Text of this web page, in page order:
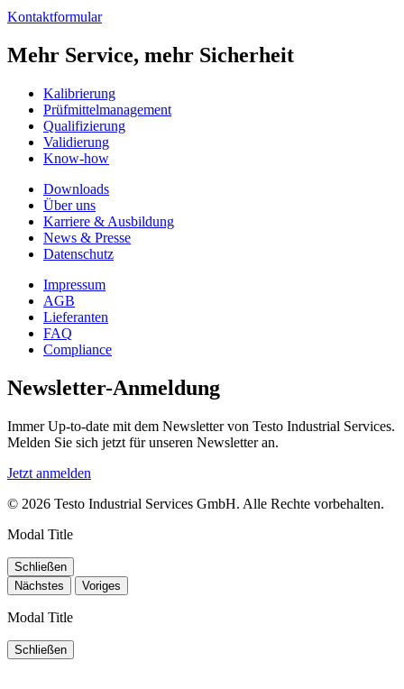
Kontaktformular
Mehr Service, mehr Sicherheit
Kalibrierung
Prüfmittelmanagement
Qualifizierung
Validierung
Know-how
Downloads
Über uns
Karriere & Ausbildung
News & Presse
Datenschutz
Impressum
AGB
Lieferanten
FAQ
Compliance
Newsletter-Anmeldung
Immer Up-to-date mit dem Newsletter von Testo Industrial Services.
Melden Sie sich jetzt für unseren Newsletter an.
Jetzt anmelden
© 2026 Testo Industrial Services GmbH. Alle Rechte vorbehalten.
Modal Title
Schließen
Nächstes
Voriges
Modal Title
Schließen